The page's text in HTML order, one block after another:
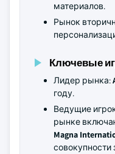
материалов.
Рынок
Ключевые
Лидер рынка:
году.
Ведущие
рынке
Magna
совокупности